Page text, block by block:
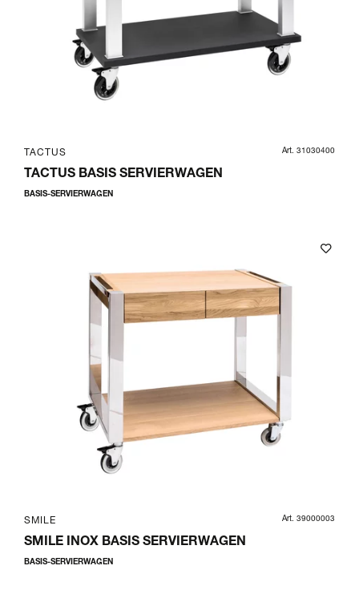
TACTUS Art. 31030400
TACTUS BASIS SERVIERWAGEN
BASIS-SERVIERWAGEN
SMILE Art. 39000003
SMILE INOX BASIS SERVIERWAGEN
BASIS-SERVIERWAGEN